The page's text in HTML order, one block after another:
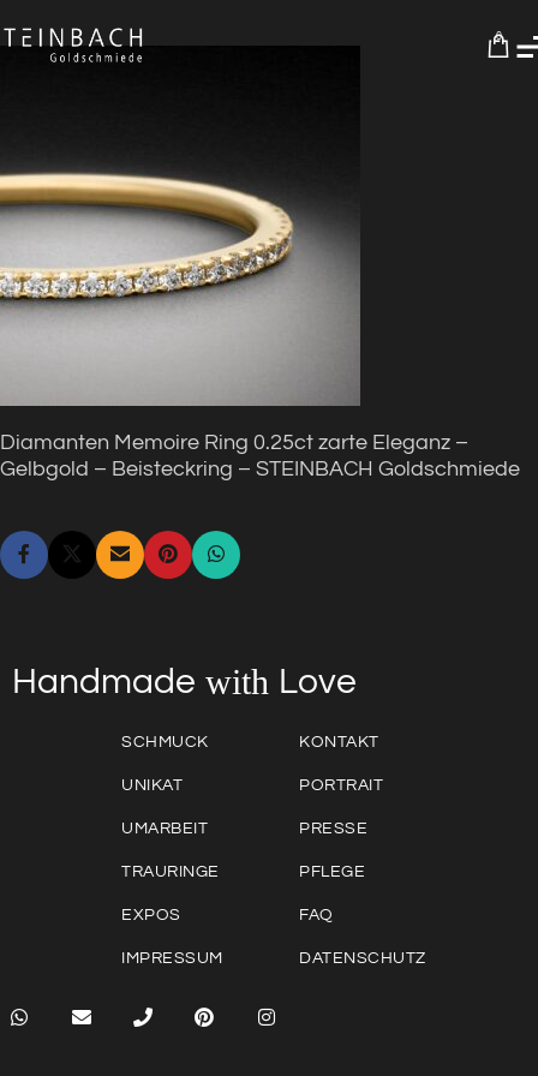
0
Diamanten Memoire Ring 0.25ct zarte Eleganz –
Gelbgold – Beisteckring – STEINBACH Goldschmiede
Handmade with Love
SCHMUCK
UNIKAT
UMARBEIT
TRAURINGE
EXPOS
IMPRESSUM
KONTAKT
PORTRAIT
PRESSE
PFLEGE
FAQ
DATENSCHUTZ